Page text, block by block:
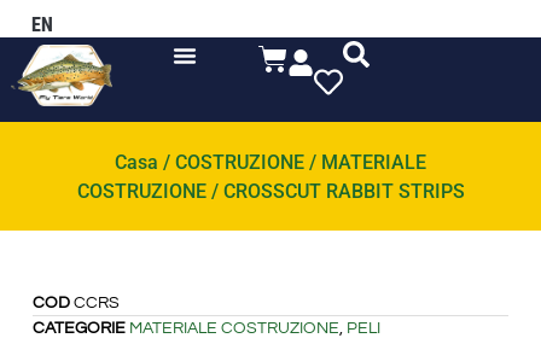
EN
Casa / COSTRUZIONE / MATERIALE
COSTRUZIONE/ CROSSCUT RABBIT STRIPS
COD CCRS
CATEGORIE MATERIALE COSTRUZIONE PELI